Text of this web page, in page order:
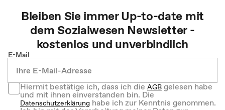
Bleiben Sie immer Up-to-date mit
demSozialwesen Newsletter -
kostenlos und unverbindlich
E-Mail
Hiermit bestätige ich, dass ich dieAGBgelesen habe
und mit ihnen einverstanden bin. Die
Datenschutzerklärung habe ich zur Kenntnis genommen.